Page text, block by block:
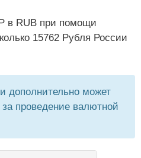
в RUB при помощи
15762 Рубля России
дополнительно может
проведение валютной